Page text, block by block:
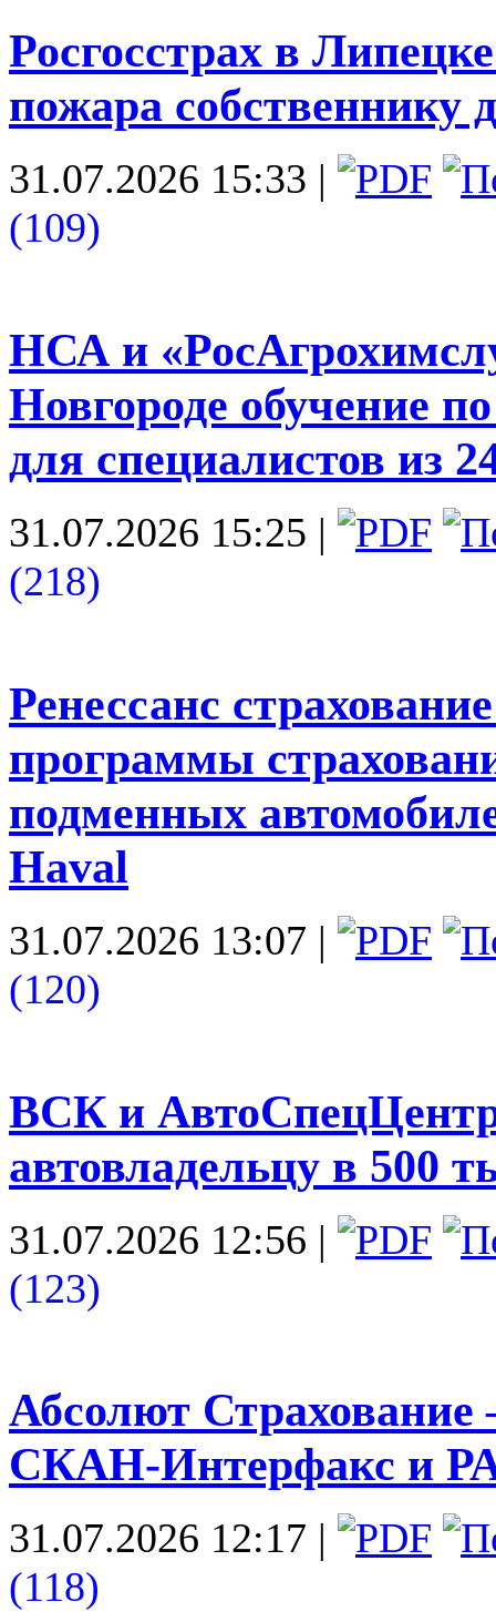
Росгосстрах в
пожара собственнику
31.07.2026 15:33 |
(109)
НСА и
Новгороде обучение
для специалистов из
31.07.2026 15:25 |
(218)
Ренессанс
программы
подменных
Haval
31.07.2026 13:07 |
(120)
ВСК и
автовладельцу в 500
31.07.2026 12:56 |
(123)
Абсолют Страхование
СКАН-Интерфакс и
31.07.2026 12:17 |
(118)